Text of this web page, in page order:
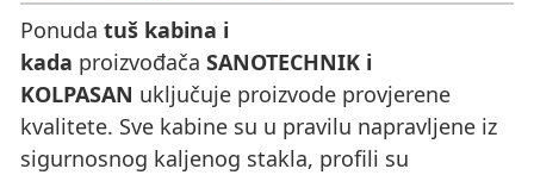
Ponuda tuš kabina i
kada proizvođača SANOTECHNIK i
KOLPASAN uključuje proizvode provjerene
kvalitete. Sve kabine su u pravilu napravljene iz
sigurnosnog kaljenog stakla, profili su